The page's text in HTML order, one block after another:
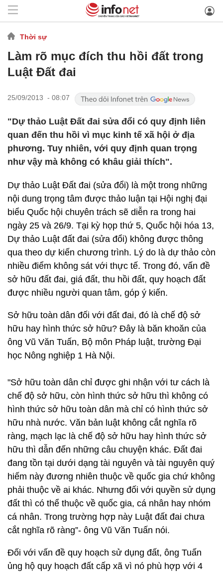
Thời sự
Làm rõ mục đích thu hồi đất trong
Luật Đất đai
25/09/2013 - 08:07
"Dự thảo Luật Đất đai sửa đổi có quy định liên
quan đến thu hồi vì mục kinh tế xã hội ở địa
phương. Tuy nhiên, với quy định quan trọng
như vậy mà không có khâu giải thích".
Dự thảo Luật Đất đai (sửa đổi) là một trong những
nội dung trọng tâm được thảo luận tại Hội nghị đại
biểu Quốc hội chuyên trách sẽ diễn ra trong hai
ngày 25 và 26/9. Tại kỳ họp thứ 5, Quốc hội hóa 13,
Dự thảo Luật đất đai (sửa đổi) không được thông
qua theo dự kiến chương trình. Lý do là dự thảo còn
nhiều điểm không sát với thực tế. Trong đó, vấn đề
sở hữu đất đai, giá đất, thu hồi đất, quy hoạch đất
được nhiều người quan tâm, góp ý kiến.
Sở hữu toàn dân đối với đất đai, đó là chế độ sở
hữu hay hình thức sở hữu? Đây là băn khoăn của
ông Vũ Văn Tuấn, Bộ môn Pháp luật, trường Đại
học Nông nghiệp 1 Hà Nội.
"Sở hữu toàn dân chỉ được ghi nhận với tư cách là
chế độ sở hữu, còn hình thức sở hữu thì không có
hình thức sở hữu toàn dân mà chỉ có hình thức sở
hữu nhà nước. Văn bản luật không cắt nghĩa rõ
ràng, mạch lạc là chế độ sở hữu hay hình thức sở
hữu thì dẫn đến những câu chuyện khác. Đất đai
đang tồn tại dưới dạng tài nguyên và tài nguyên quý
hiếm này đương nhiên thuộc về quốc gia chứ không
phải thuộc về ai khác. Nhưng đối với quyền sử dụng
đất thì có thể thuộc về quốc gia, cá nhân hay nhóm
cá nhân. Trong trường hợp này Luật đất đai chưa
cắt nghĩa rõ ràng”- ông Vũ Văn Tuấn nói.
Đối với vấn đề quy hoạch sử dụng đất, ông Tuấn
ủng hộ quy hoạch đất cấp xã vì nó phù hợp với 4